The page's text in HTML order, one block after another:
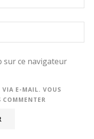
sur ce navigateur
VIA E-MAIL. VOUS
COMMENTER